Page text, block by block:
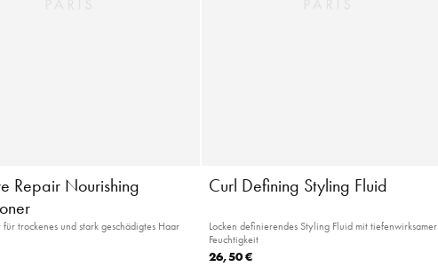
Repair Nourishing
trockenes und stark geschädigtes Haar
Curl Defining Styling Fluid
Locken definierendes Styling Fluid mit tiefenwirksamer
Feuchtigkeit
26,50 €